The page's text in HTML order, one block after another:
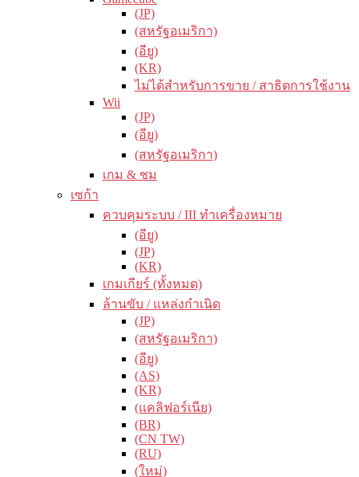
(JP)
(สหรัฐอเมริกา)
(อียู)
(KR)
ไม่ได้สำหรับการขาย / สาธิตการใช้งาน
Wii
(JP)
(อียู)
(สหรัฐอเมริกา)
เกม & ชม
เซก้า
ควบคุมระบบ / III ทำเครื่องหมาย
(อียู)
(JP)
(KR)
เกมเกียร์ (ทั้งหมด)
ล้านขับ / แหล่งกำเนิด
(JP)
(สหรัฐอเมริกา)
(อียู)
(AS)
(KR)
(แคลิฟอร์เนีย)
(BR)
(CN TW)
(RU)
(ใหม่)